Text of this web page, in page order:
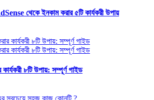
থেকে ইনকাম করার ৫টি কার্যকরী উপায়
৮টি উপায়: সম্পূর্ণ গাইড